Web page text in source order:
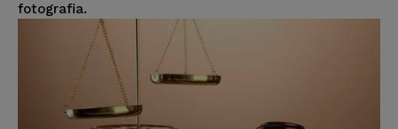
fotografia.